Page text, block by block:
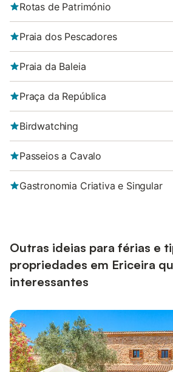
Rotas de Património
Praia dos Pescadores
Praia da Baleia
Praça da República
Birdwatching
Passeios a Cavalo
Gastronomia Criativa e Singular
Outras ideias para férias e
propriedades em Ericeira
interessantes